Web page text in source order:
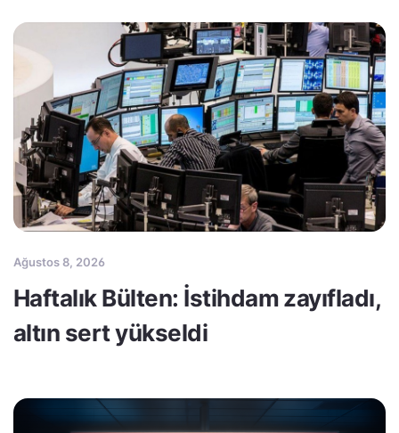
Ağustos 8, 2026
Haftalık Bülten: İstihdam zayıfladı,
altın sert yükseldi